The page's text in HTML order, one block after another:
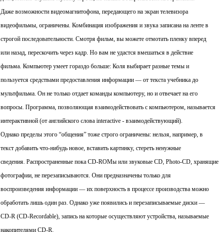
Даже возможности видеомагнитофона, передающего на экран телевизора
видеофильмы, ограничены. Комбинация изображения и звука записана на ленте в
строгой последовательности. Смотря фильм, вы можете отмотать пленку вперед
или назад, перескочить через кадр. Но вам не удастся вмешаться в действие
фильма. Компьютер умеет гораздо больше: Коля выбирает разные темы и
пользуется средствами предоставления информации — от текста учебника до
мультфильма. Он не только отдает команды компьютеру, но и отвечает на его
вопросы. Программа, позволяющая взаимодействовать с компьютером, называется
интерактивной (от английского слова interactive - взаимодействующий).
Однако пределы этого “общения” тоже строго ограничены: нельзя, например, в
текст добавить что-нибудь новое, вставить картинку, стереть ненужные
сведения. Распространенные пока CD-ROMы или звуковые CD, Photo-CD, хранящие
фотографии, не перезаписываются. Они предназначены только для
воспроизведения информации — их поверхность в процессе производства можно
обработать лишь один раз. Однако уже появились и перезаписываемые диски —
CD-R (CD-Recordable), запись на которые осуществляют устройства, называемые
накопителями CD-R.